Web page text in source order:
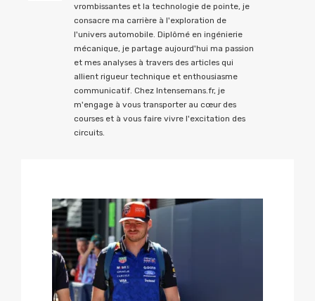
vrombissantes et la technologie de pointe, je
consacre ma carrière à l'exploration de
l'univers automobile. Diplômé en ingénierie
mécanique, je partage aujourd'hui ma passion
et mes analyses à travers des articles qui
allient rigueur technique et enthousiasme
communicatif. Chez Intensemans.fr, je
m'engage à vous transporter au cœur des
courses et à vous faire vivre l'excitation des
circuits.